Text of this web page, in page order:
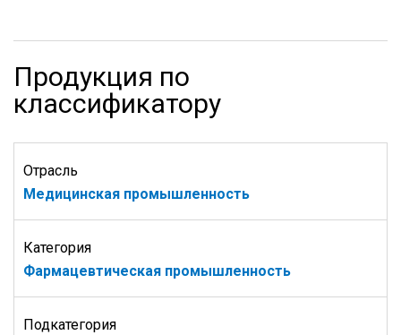
Продукция по
классификатору
Отрасль
Медицинская промышленность
Категория
Фармацевтическая промышленность
Подкатегория